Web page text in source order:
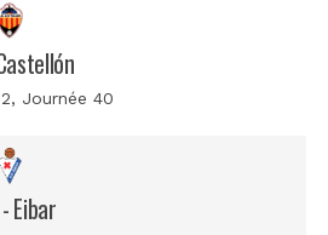
, Journée 40
Eibar